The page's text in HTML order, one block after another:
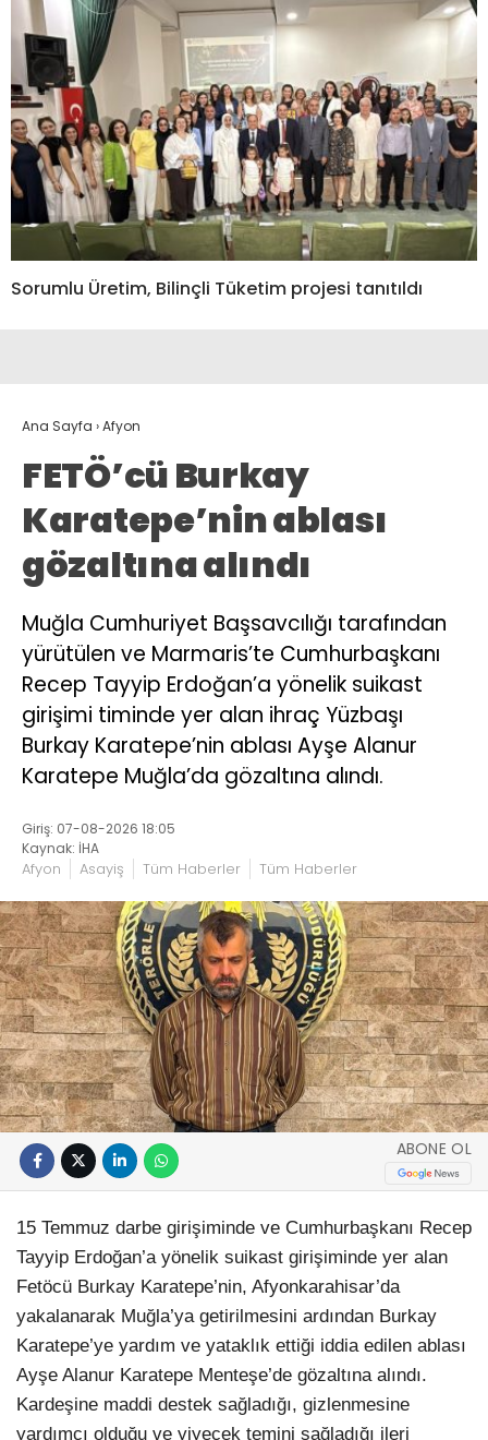
Sorumlu Üretim, Bilinçli Tüketim projesi tanıtıldı
Ana Sayfa ›Afyon
FETÖ’cü Burkay
Karatepe’nin ablası
gözaltına alındı
Muğla Cumhuriyet Başsavcılığı tarafından
yürütülen ve Marmaris’te Cumhurbaşkanı
Recep Tayyip Erdoğan’a yönelik suikast
girişimi timinde yer alan ihraç Yüzbaşı
Burkay Karatepe’nin ablası Ayşe Alanur
Karatepe Muğla’da gözaltına alındı.
Giriş: 07-08-2026 18:05
Kaynak: İHA
Afyon Asayiş Tüm Haberler Tüm Haberler
ABONE OL
15 Temmuz darbe girişiminde ve Cumhurbaşkanı Recep
Tayyip Erdoğan’a yönelik suikast girişiminde yer alan
Fetöcü Burkay Karatepe’nin, Afyonkarahisar’da
yakalanarak Muğla’ya getirilmesini ardından Burkay
Karatepe’ye yardım ve yataklık ettiği iddia edilen ablası
Ayşe Alanur Karatepe Menteşe’de gözaltına alındı.
Kardeşine maddi destek sağladığı, gizlenmesine
yardımcı olduğu ve yiyecek temini sağladığı ileri